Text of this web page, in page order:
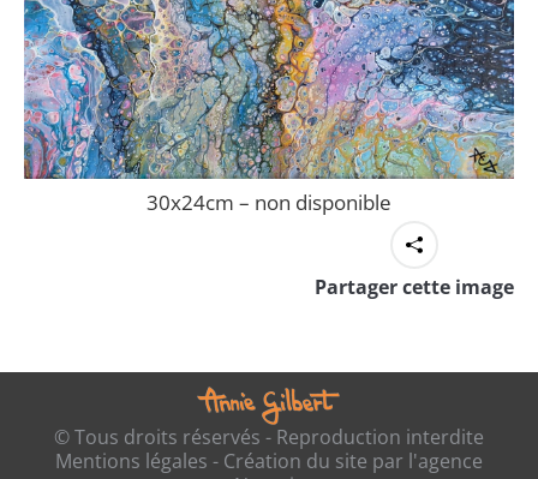
30x24cm – non disponible
Partager cette image
© Tous droits réservés - Reproduction interdite
Mentions légales - Création du site par l'agence